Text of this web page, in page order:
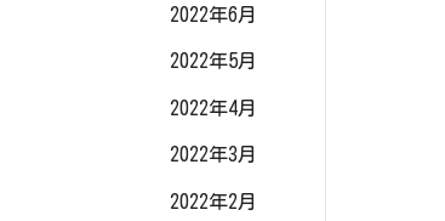
2022年6月
2022年5月
2022年4月
2022年3月
2022年2月